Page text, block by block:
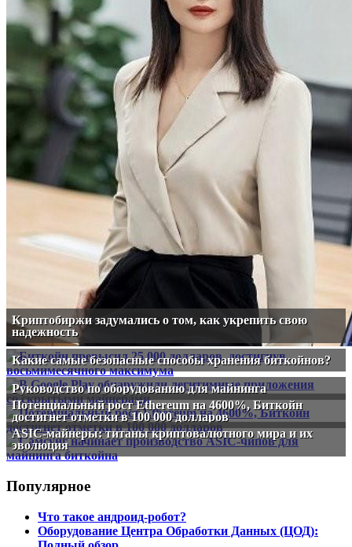
Криптобиржи задумались о том, как укрепить свою
надежность
Какие самые безопасные способы хранения биткойнов?
Руководство по оборудованию для майнинга
Потенциальный рост Ethereum на 4600%, Биткойн
достигнет отметки в 100 000 долларов
ASIC-майнеры: титаны криптовалютного мира и их
эволюция
Популярное
Что такое андроид-робот?
Оборудование Центра Обработки Данных (ЦОД):